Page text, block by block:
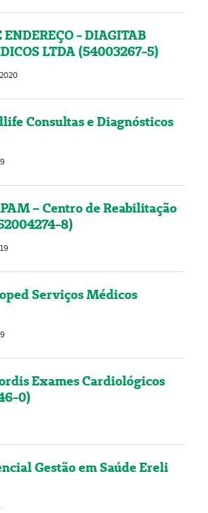
- DIAGITAB
LTDA (54003267-5)
Consultas e Diagnósticos
– Centro de Reabilitação
8)
Serviços Médicos
Exames Cardiológicos
0)
Gestão em Saúde Ereli